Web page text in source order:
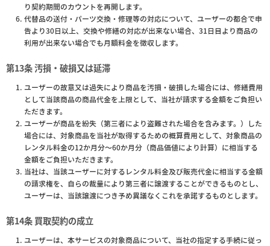
り契約期間のカウントを再開します。
代替品の送付・パーツ交換・修理等の対応について、ユーザーの都合で申
告より30日以上、交換や修繕の対応が出来ない場合、31日目より商品の
利用が出来ない場合でも月額料金を徴収します。
第13条 汚損・破損又は延滞
ユーザーの故意又は過失により商品を汚損・破損した場合には、修繕費用
として当該商品の商品代金を上限として、当社が請求する金額をご負担い
ただきます。
ユーザーが商品を紛失（第三者により盗難された場合を含みます。）した
場合には、対象商品を当社が取得するための概算費用として、対象商品の
レンタル料金の12か月分～60か月分（商品価値により計算）に相当する
金額をご負担いただきます。
当社は、当該ユーザーに対するレンタル料金及び販売代金に相当する金額
の請求権を、自らの裁量により第三者に譲渡することができるものとし、
ユーザーは、当該譲渡につき予め異議なくこれを承諾するものとします。
第14条 買取契約の成立
ユーザーは、本サービスの対象商品について、当社の指定する手続に従っ